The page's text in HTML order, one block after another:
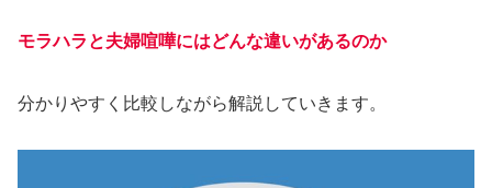
モラハラと夫婦喧嘩にはどんな違いがあるのか
分かりやすく比較しながら解説していきます。